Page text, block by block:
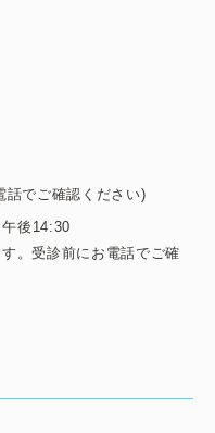
話でご確認ください)
後14:30
。受診前にお電話でご確